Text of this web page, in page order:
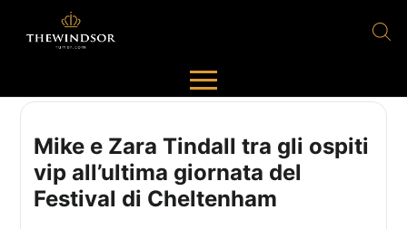
Mike e Zara Tindall tra gli ospiti
vip all’ultima giornata del
Festival di Cheltenham